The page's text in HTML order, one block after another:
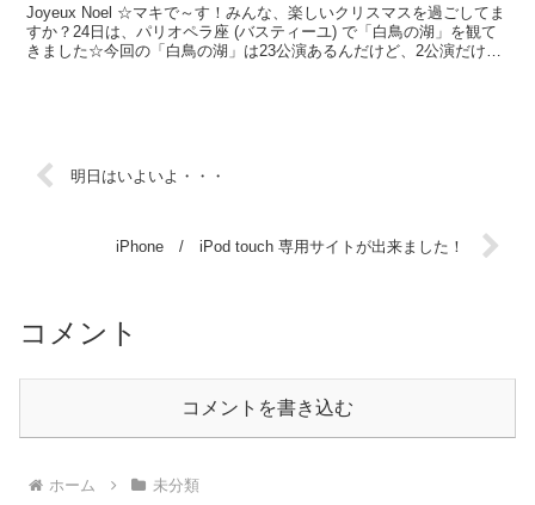
Joyeux Noel ☆マキで～す！みんな、楽しいクリスマスを過ごしてま
すか？24日は、パリオペラ座 (バスティーユ) で「白鳥の湖」を観て
きました☆今回の「白鳥の湖」は23公演あるんだけど、2公演だけロ
明日はいよいよ・・・
iPhone / iPod touch 専用サイトが出来ました！
コメント
コメントを書き込む
ホーム 未分類